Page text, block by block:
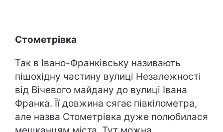
Cтометрівка
Так в Івано-Франківську називають
пішохідну частину вулиці Незалежності
від Вічевого майдану до вулиці Івана
Франка. Її довжина сягає півкілометра,
але назва Стометрівка дуже полюбилася